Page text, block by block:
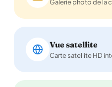
Galerie photo de la
Vue satellite
Carte satellite HD